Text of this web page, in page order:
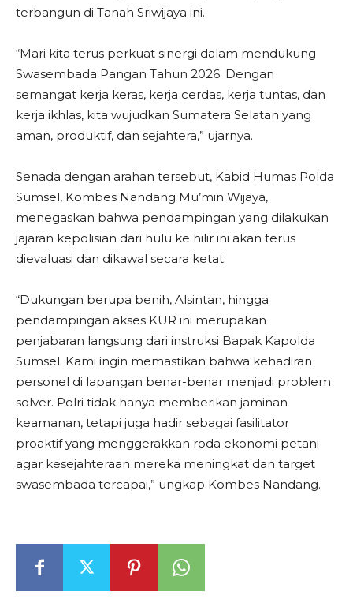
terbangun di Tanah Sriwijaya ini.
“Mari kita terus perkuat sinergi dalam mendukung
Swasembada Pangan Tahun 2026. Dengan
semangat kerja keras, kerja cerdas, kerja tuntas, dan
kerja ikhlas, kita wujudkan Sumatera Selatan yang
aman, produktif, dan sejahtera,” ujarnya.
Senada dengan arahan tersebut, Kabid Humas Polda
Sumsel, Kombes Nandang Mu’min Wijaya,
menegaskan bahwa pendampingan yang dilakukan
jajaran kepolisian dari hulu ke hilir ini akan terus
dievaluasi dan dikawal secara ketat.
“Dukungan berupa benih, Alsintan, hingga
pendampingan akses KUR ini merupakan
penjabaran langsung dari instruksi Bapak Kapolda
Sumsel. Kami ingin memastikan bahwa kehadiran
personel di lapangan benar-benar menjadi problem
solver. Polri tidak hanya memberikan jaminan
keamanan, tetapi juga hadir sebagai fasilitator
proaktif yang menggerakkan roda ekonomi petani
agar kesejahteraan mereka meningkat dan target
swasembada tercapai,” ungkap Kombes Nandang.